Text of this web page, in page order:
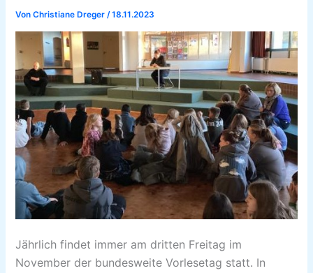
VonChristiane Dreger/18.11.2023
Jährlich findet immer am dritten Freitag im
November der bundesweite Vorlesetag statt. In